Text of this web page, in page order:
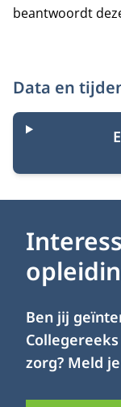
beantwoordt
Data en
Ben jij
zorg? Meld